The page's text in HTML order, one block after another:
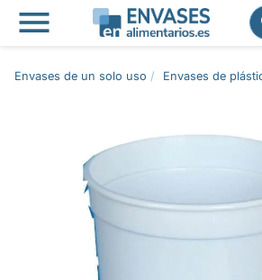

Envases de un solo uso Envases de